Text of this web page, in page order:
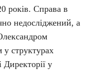
років. Справа в
недосліджений, а
структурах
Директорії у